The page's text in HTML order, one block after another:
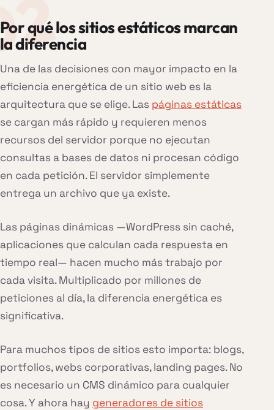
Por qué los sitios estáticos marcan
la diferencia
Una de las decisiones con mayor impacto en la
eficiencia energética de un sitio web es la
arquitectura que se elige. Las páginas estáticas
se cargan más rápido y requieren menos
recursos del servidor porque no ejecutan
consultas a bases de datos ni procesan código
en cada petición. El servidor simplemente
entrega un archivo que ya existe.
Las páginas dinámicas —WordPress sin caché,
aplicaciones que calculan cada respuesta en
tiempo real— hacen mucho más trabajo por
cada visita. Multiplicado por millones de
peticiones al día, la diferencia energética es
significativa.
Para muchos tipos de sitios esto importa: blogs,
portfolios, webs corporativas, landing pages. No
es necesario un CMS dinámico para cualquier
cosa. Y ahora hay generadores de sitios